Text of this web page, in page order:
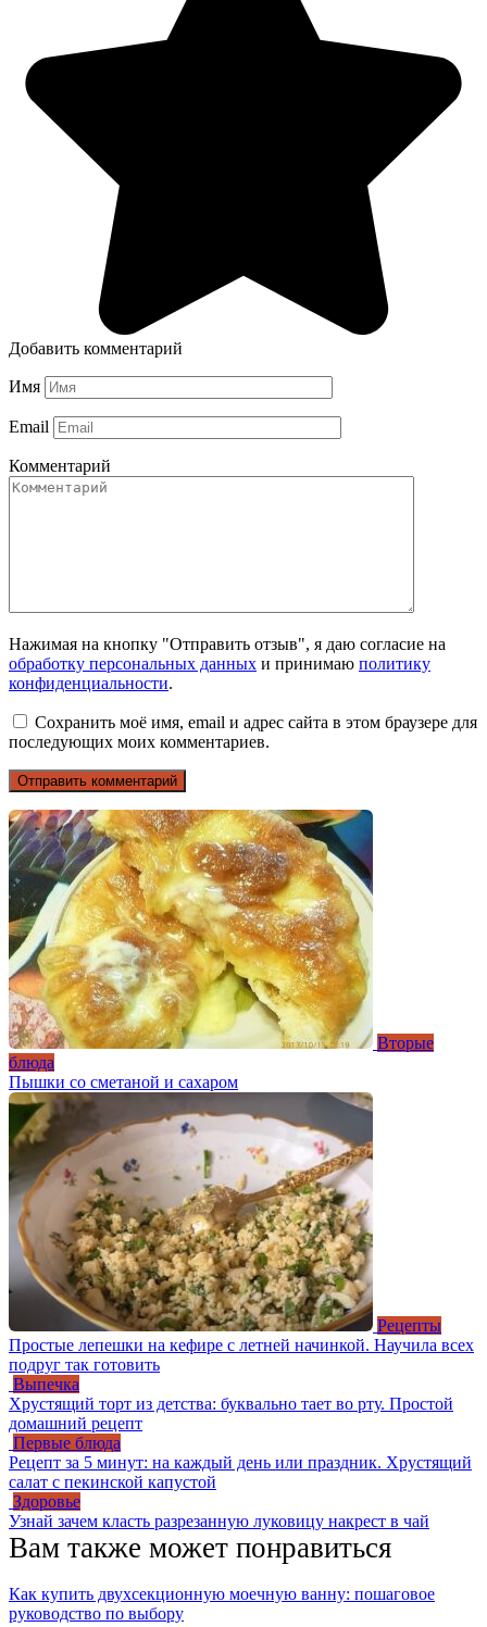
Добавить комментарий
Имя
Email
Комментарий
Нажимая на кнопку "Отправить отзыв", я даю согласие на
обработку персональных данных и принимаю политику
конфиденциальности.
Сохранить моё имя, email и адрес сайта в этом браузере для
последующих моих комментариев.
Вторые
блюда
Пышки со сметаной и сахаром
Рецепты
Простые лепешки на кефире с летней начинкой. Научила всех
подруг так готовить
Выпечка
Хрустящий торт из детства: буквально тает во рту. Простой
домашний рецепт
Первые блюда
Рецепт за 5 минут: на каждый день или праздник. Хрустящий
салат с пекинской капустой
Здоровье
Узнай зачем класть разрезанную луковицу накрест в чай
Вам также может понравиться
Как купить двухсекционную моечную ванну: пошаговое
руководство по выбору